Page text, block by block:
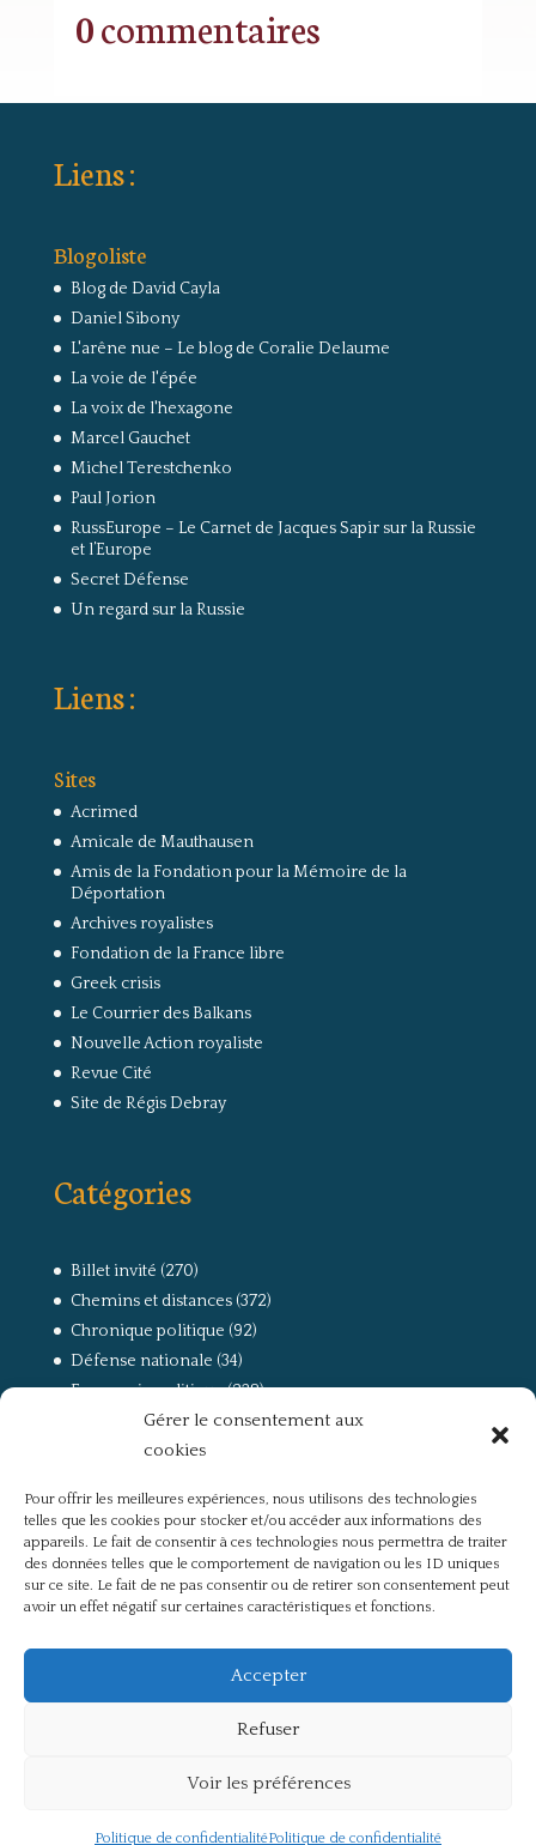
Gérer le consentement aux
cookies
Pour offrir les meilleures expériences, nous utilisons des technologies
telles que les cookies pour stocker et/ou accéder aux informations des
appareils. Le fait de consentir à ces technologies nous permettra de traiter
des données telles que le comportement de navigation ou les ID uniques
sur ce site. Le fait de ne pas consentir ou de retirer son consentement peut
avoir un effet négatif sur certaines caractéristiques et fonctions.
Accepter
Refuser
Voir les préférences
Politique de confidentialitéPolitique de confidentialité
0 commentaires
Liens :
Blogoliste
Blog de David Cayla
Daniel Sibony
L'arêne nue – Le blog de Coralie Delaume
La voie de l'épée
La voix de l'hexagone
Marcel Gauchet
Michel Terestchenko
Paul Jorion
RussEurope – Le Carnet de Jacques Sapir sur la Russie
et l’Europe
Secret Défense
Un regard sur la Russie
Liens :
Sites
Acrimed
Amicale de Mauthausen
Amis de la Fondation pour la Mémoire de la
Déportation
Archives royalistes
Fondation de la France libre
Greek crisis
Le Courrier des Balkans
Nouvelle Action royaliste
Revue Cité
Site de Régis Debray
Catégories
Billet invité (270)
Chemins et distances(372)
Chronique politique (92)
Défense nationale (34)
Economie politique(238)
(168)
La guerre, la Résistance et la Déportation
Non classé(42)
Partis politiques, intelligentsia, médias(750)
Présentation(4)
Références(57)